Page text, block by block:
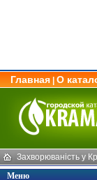
Главная О
Захворюваність у
Меню